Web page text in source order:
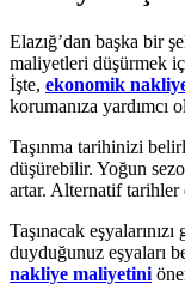
Elazığ’dan başka bir
maliyetleri düşürmek
İşte, ekonomik
korumanıza yardımcı
Taşınma tarihinizi
düşürebilir. Yoğun
artar. Alternatif
Taşınacak
duyduğunuz eşyaları
nakliye maliyetini